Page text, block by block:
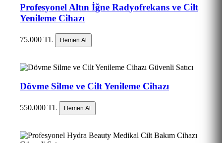
Profesyonel Altın İğne Radyofrekans ve Cilt
Yenileme Cihazı
75.000 TL Hemen Al
Güvenli Satıcı
Dövme Silme ve Cilt Yenileme Cihazı
550.000 TL Hemen Al